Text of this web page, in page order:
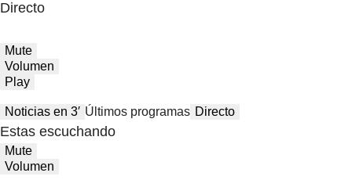
Directo
Mute
Volumen
Play
Noticias en 3′ Últimos programas Directo
Estas escuchando
Mute
Volumen